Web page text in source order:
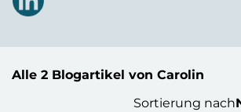
Alle 2 Blogartikel von Carolin
Sortierung nach